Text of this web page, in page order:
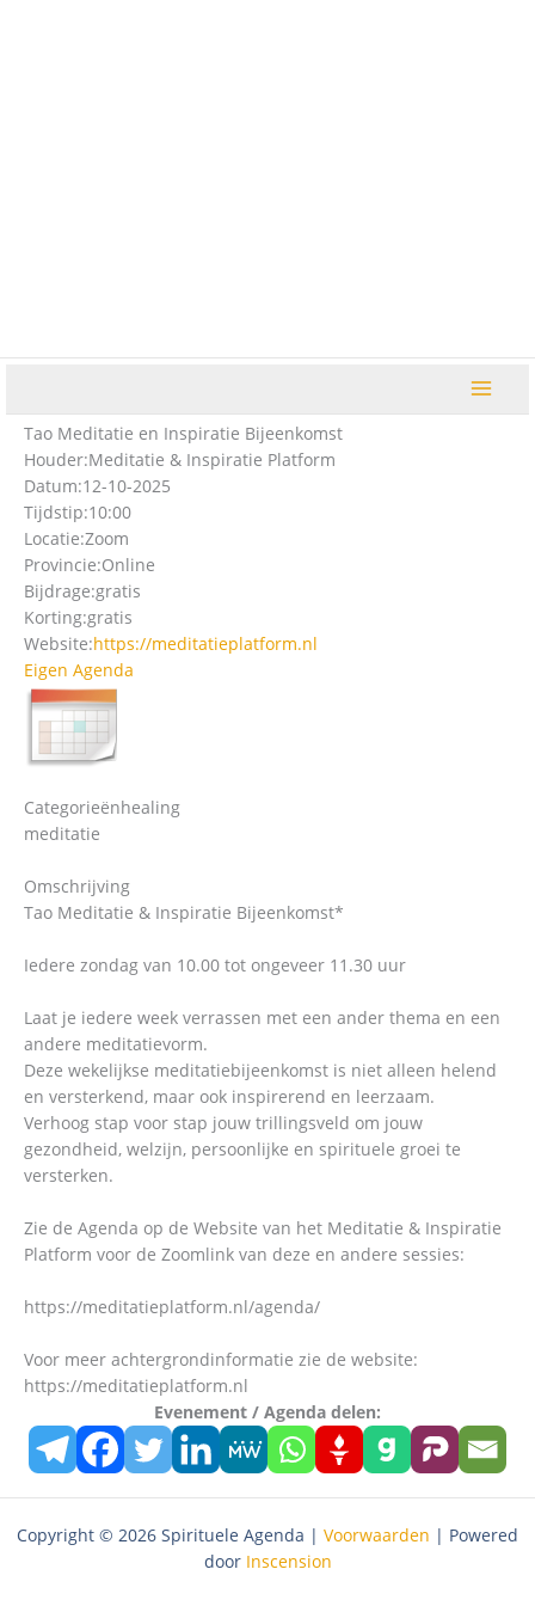
Tao Meditatie en Inspiratie Bijeenkomst
Houder:Meditatie & Inspiratie Platform
Datum:12-10-2025
Tijdstip:10:00
Locatie:Zoom
Provincie:Online
Bijdrage:gratis
Korting:gratis
Website:https://meditatieplatform.nl
Eigen Agenda
Categorieënhealing
meditatie
Omschrijving
Tao Meditatie & Inspiratie Bijeenkomst*
Iedere zondag van 10.00 tot ongeveer 11.30 uur
Laat je iedere week verrassen met een ander thema en een
andere meditatievorm.
Deze wekelijkse meditatiebijeenkomst is niet alleen helend
en versterkend, maar ook inspirerend en leerzaam.
Verhoog stap voor stap jouw trillingsveld om jouw
gezondheid, welzijn, persoonlijke en spirituele groei te
versterken.
Zie de Agenda op de Website van het Meditatie & Inspiratie
Platform voor de Zoomlink van deze en andere sessies:
https://meditatieplatform.nl/agenda/
Voor meer achtergrondinformatie zie de website:
https://meditatieplatform.nl
Evenement / Agenda delen:
Copyright © 2026 Spirituele Agenda | Voorwaarden | Powered
door Inscension